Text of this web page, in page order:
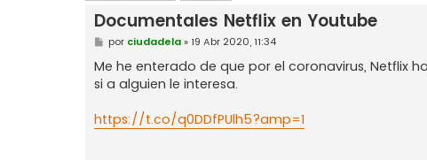
Documentales Netflix en Youtube
M
e
n
s
a
por ciudadela» 19 Abr 2020, 11:34
Me he enterado de que por el coronavirus, Netflix
si a alguien le interesa.
https://t.co/q0DDfPUlh5?amp=1